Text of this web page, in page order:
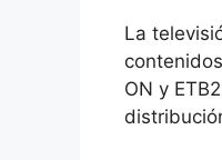
La
ON y